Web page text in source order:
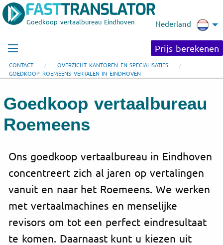
Goedkoop vertaalbureau Eindhoven Nederland
Prijs berekenen
CONTACT
OVERZICHT KANTOREN EN SPECIALISATIES
GOEDKOOP ROEMEENS VERTALEN IN EINDHOVEN
Goedkoop vertaalbureau
Roemeens
Ons goedkoop vertaalbureau in Eindhoven
concentreert zich al jaren op vertalingen
vanuit en naar het Roemeens. We werken
met vertaalmachines en menselijke
revisors om tot een perfect eindresultaat
te komen. Daarnaast kunt u kiezen uit